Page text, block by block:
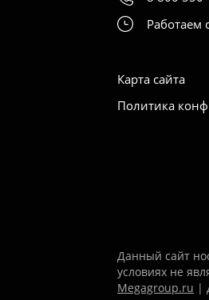
Работаем
Карта сайта
Политика
Данный сайт
условиях не
Megagroup.ru |